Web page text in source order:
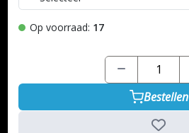
Op voorraad: 17
Bestellen